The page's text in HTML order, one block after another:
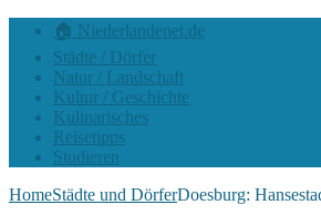
🏠 Niederlandenet.de
Städte / Dörfer
Natur / Landschaft
Kultur / Geschichte
Kulinarisches
Reisetipps
Studieren
HomeStädte und DörferDoesburg: